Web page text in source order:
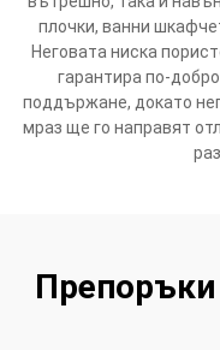
плочки, ванни
Неговата ниска
гарантира по-
поддържане, докато
мраз ще го направят
Препоръки